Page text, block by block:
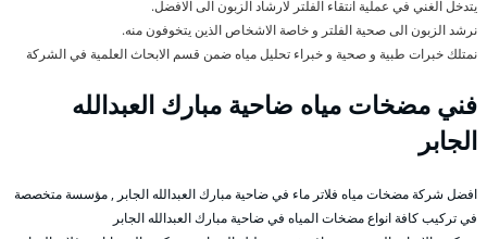
يتدخل الغني في عملية انتقاء الفلتر لارشاد الزبون الى الافضل.
نرشد الزبون الى صحية الفلتر و خاصة الاشخاص الذين يتخوفون منه.
نمتلك خبرات طبية و صحية و خبراء تحليل مياه ضمن قسم الابحاث العلمية في الشركة
فني مضخات مياه ضاحية مبارك العبدالله
الجابر
افضل شركة مضخات مياه فلاتر ماء في ضاحية مبارك العبدالله الجابر , مؤسسة متخصصة
في تركيب كافة انواع مضخات المياه في ضاحية مبارك العبدالله الجابر